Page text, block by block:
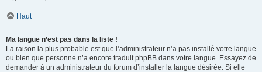
Haut
Ma langue n’est pas dans la liste !
La raison la plus probable est que l’administrateur n’a pas installé votre langue
ou bien que personne n’a encore traduit phpBB dans votre langue. Essayez de
demander à un administrateur du forum d’installer la langue désirée. Si elle